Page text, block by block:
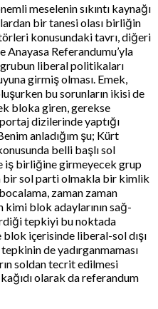
meselenin sıkıntı kaynağı
bir tanesi olası birliğin
konusundaki tavrı, diğeri
Anayasa Referandumu’yla
liberal politikaları
girmiş olması. Emek,
bu sorunların ikisi de
bloka giren, gerekse
dizilerinde yaptığı
anladığım şu; Kürt
belli başlı sol
iş birliğine girmeyecek grup
bir sol parti olmakla bir kimlik
zaman zaman
kimi blok adaylarının sağ-
tepkiyi bu noktada
blok içerisinde liberal-sol dışı
de yadırganmaması
soldan tecrit edilmesi
olarak da referandum